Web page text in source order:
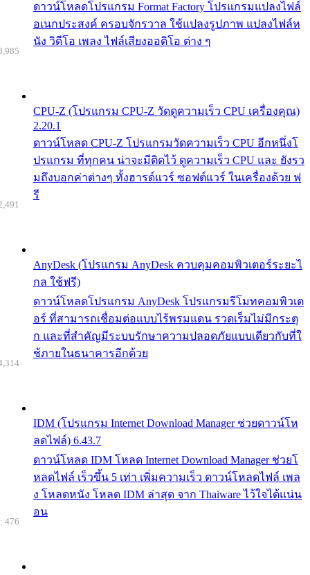
ดาวน์โหลดโปรแกรม Format Factory โปรแกรมแปลงไฟล์
อเนกประสงค์ ครอบจักรวาล ใช้แปลงรูปภาพ แปลงไฟล์ห
นัง วิดีโอ เพลง ไฟล์เสียงออดิโอ ต่าง ๆ
CPU-Z (โปรแกรม CPU-Z วัดดูความเร็ว CPU เครื่องคุณ)
2.20.1
ดาวน์โหลด CPU-Z โปรแกรมวัดความเร็ว CPU อีกหนึ่งโ
ปรแกรม ที่ทุกคน น่าจะมีติดไว้ ดูความเร็ว CPU และ ยังรว
มถึงบอกค่าต่างๆ ทั้งฮารด์แวร์ ซอฟต์แวร์ ในเครื่องด้วย ฟ
รี
AnyDesk (โปรแกรม AnyDesk ควบคุมคอมพิวเตอร์ระยะไ
กล ใช้ฟรี)
ดาวน์โหลดโปรแกรม AnyDesk โปรแกรมรีโมทคอมพิวเต
อร์ ที่สามารถเชื่อมต่อแบบไร้พรมแดน รวดเร็มไม่มีกระตุ
ก และที่สำคัญมีระบบรักษาความปลอดภัยแบบเดียวกับที่ใ
ช้ภายในธนาคารอีกด้วย
IDM (โปรแกรม Internet Download Manager ช่วยดาวน์โห
ลดไฟล์) 6.43.7
ดาวน์โหลด IDM โหลด Internet Download Manager ช่วยโ
หลดไฟล์ เร็วขึ้น 5 เท่า เพิ่มความเร็ว ดาวน์โหลดไฟล์ เพล
ง โหลดหนัง โหลด IDM ล่าสุด จาก Thaiware ไว้ใจได้แน่น
อน
476